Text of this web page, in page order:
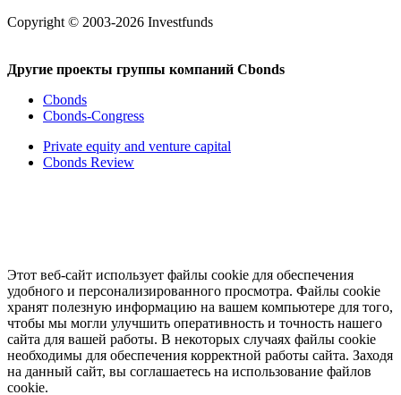
Copyright © 2003-2026 Investfunds
Другие проекты группы компаний Cbonds
Cbonds
Cbonds-Congress
Private equity and venture capital
Cbonds Review
Этот веб-сайт использует файлы cookie для обеспечения
удобного и персонализированного просмотра. Файлы cookie
хранят полезную информацию на вашем компьютере для того,
чтобы мы могли улучшить оперативность и точность нашего
сайта для вашей работы. В некоторых случаях файлы cookie
необходимы для обеспечения корректной работы сайта. Заходя
на данный сайт, вы соглашаетесь на использование файлов
cookie.